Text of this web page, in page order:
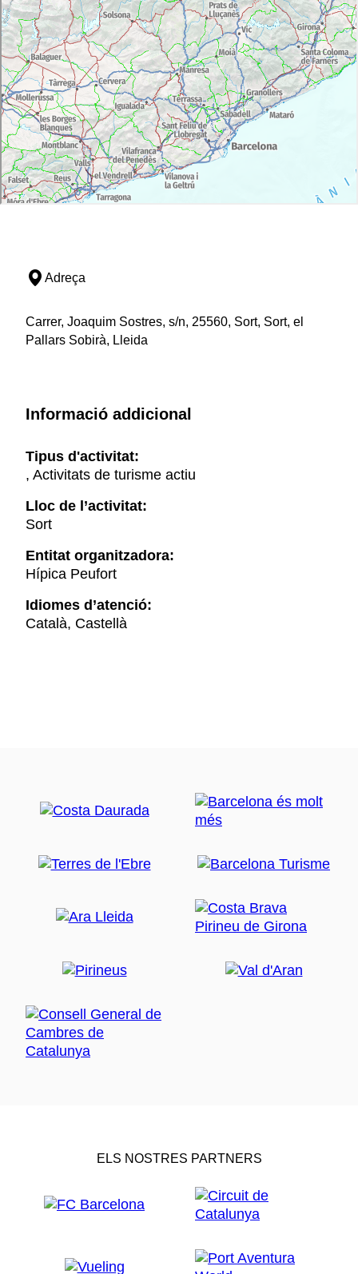
Adreça
Carrer, Joaquim Sostres, s/n, 25560, Sort, Sort, el
Pallars Sobirà, Lleida
Informació addicional
Tipus d'activitat:
, Activitats de turisme actiu
Lloc de l’activitat:
Sort
Entitat organitzadora:
Hípica Peufort
Idiomes d’atenció:
Català, Castellà
ELS NOSTRES PARTNERS